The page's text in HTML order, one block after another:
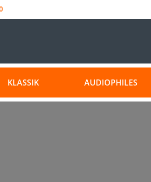
KLASSIK AUDIOPHILES